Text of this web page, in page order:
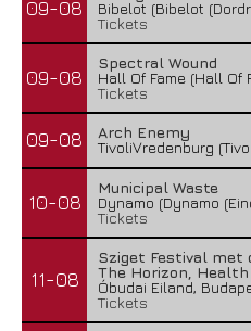
09-08
Bibelot (Bibelot
Tickets
09-08
Spectral Wound
Hall Of Fame (Hall Of
Tickets
09-08
Arch Enemy
TivoliVredenburg
10-08
Municipal Waste
Dynamo (Dynamo
Tickets
11-08
Sziget Festival met
The Horizon, Health
Óbudai Eiland,
Tickets